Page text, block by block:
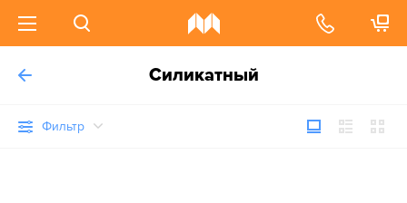
Силикатный
Фильтр